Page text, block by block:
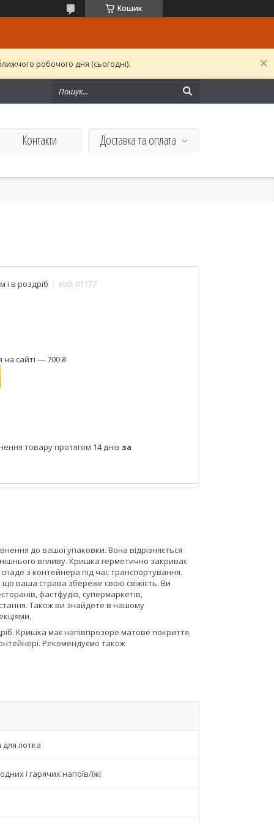
Кошик
робочого дня (сьогодні).
Контакти Доставка та оплата
і в роздріб Код: 01177
сайті — 700 ₴
товару протягом 14 днів за
до вашої упаковки. Вона відрізняється
впливу. Кришка герметично закриває
з контейнера під час транспортування.
ваша страва збереже свою свіжість. Ви
фастфудів, супермаркетів,
Також ви знайдете в нашому
Кришка має напівпрозоре матове покриття,
Рекомендуємо також
лотка
і гарячих напоїв/їжі